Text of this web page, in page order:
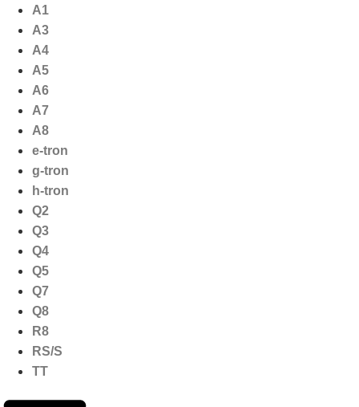
naar
inhoud
A1
A3
A4
A5
A6
A7
A8
e-tron
g-tron
h-tron
Q2
Q3
Q4
Q5
Q7
Q8
R8
RS/S
TT